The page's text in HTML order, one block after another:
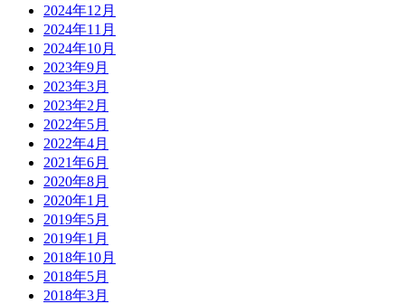
2024年12月
2024年11月
2024年10月
2023年9月
2023年3月
2023年2月
2022年5月
2022年4月
2021年6月
2020年8月
2020年1月
2019年5月
2019年1月
2018年10月
2018年5月
2018年3月